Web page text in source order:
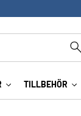
TILLBEHÖR